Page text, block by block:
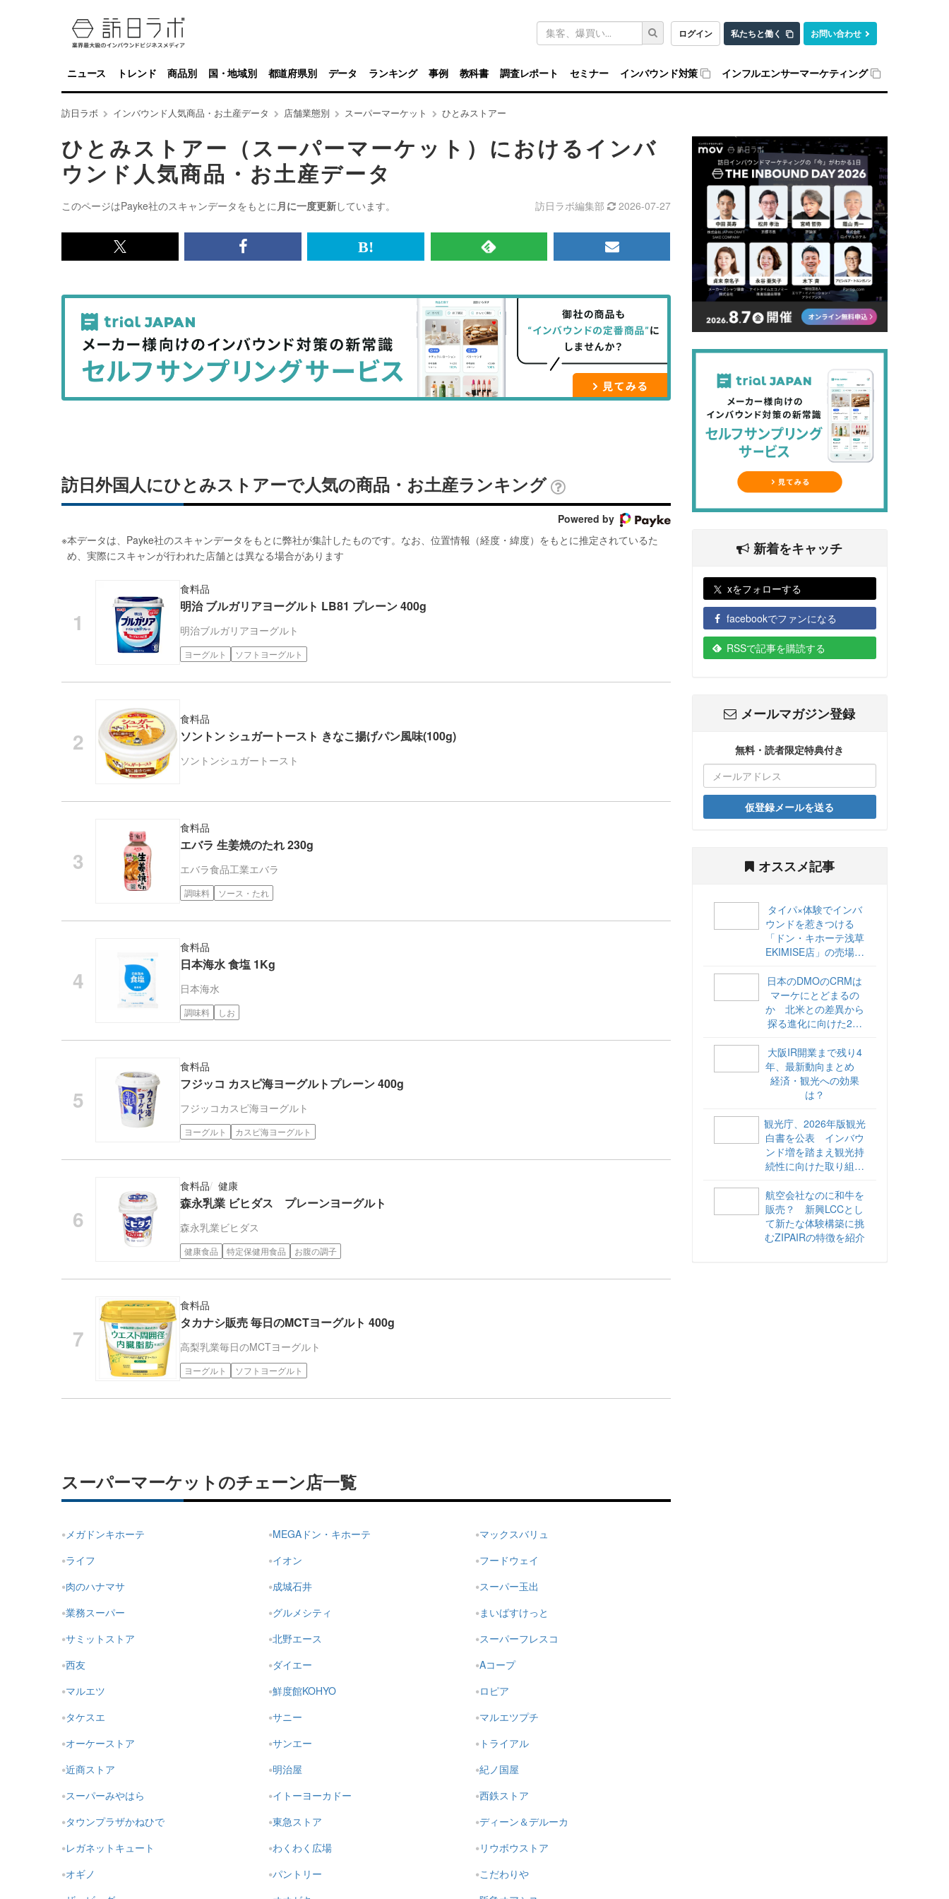
ログイン 私たちと働く お問い合わせ
キ
ワ
ド
検
索
ニュース トレンド 商品別 国・地域別 都道府県別 データ ランキング 事例 教科書 調査レポート セミナー インバウンド対策 インフルエンサーマーケティング
訪日ラボ インバウンド人気商品・お土産データ 店舗業態別 スーパーマーケット ひとみストアー
ひとみストアー（スーパーマーケット）におけるインバ
ウンド人気商品・お土産データ
このページはPayke社のスキャンデータをもとに月に一度更新しています。 訪日ラボ編集部 2026-07-27
x<br>
記
事
を
シ
ェ
Facebook<br>
記
を
シ
ェ
は
な
ッ
ク
マ
追
加
RSS
記
事
を
購
読
メ
マ
ガ
登
録
す
訪日外国人にひとみストアーで人気の商品・お土産ランキング
Powered by
※本データは、Payke社のスキャンデータをもとに弊社が集計したものです。なお、位置情報（経度・緯度）をもとに推定されているた
め、実際にスキャンが行われた店舗とは異なる場合があります
食料品
明治 ブルガリアヨーグルト LB81 プレーン 400g
明治ブルガリアヨーグルト
ヨーグルト ソフトヨーグルト
食料品
ソントン シュガートースト きなこ揚げパン風味(100g)
ソントンシュガートースト
食料品
エバラ 生姜焼のたれ 230g
エバラ食品工業エバラ
調味料 ソース・たれ
食料品
日本海水 食塩 1Kg
日本海水
調味料 しお
食料品
フジッコ カスピ海ヨーグルトプレーン 400g
フジッコ カスピ海ヨーグルト
ヨーグルト カスピ海ヨーグルト
食料品 健康
森永乳業 ビヒダス プレーンヨーグルト
森永乳業ビヒダス
健康食品 特定保健用食品 お腹の調子
食料品
タカナシ販売 毎日のMCTヨーグルト 400g
高梨乳業毎日のMCTヨーグルト
ヨーグルト ソフトヨーグルト
スーパーマーケットのチェーン店一覧
メガドンキホーテ MEGAドン・キホーテ
マックスバリュ
ライフ
イオン
フードウェイ
肉のハナマサ
成城石井
スーパー玉出
業務スーパー
グルメシティ
まいばすけっと
サミットストア
北野エース
スーパーフレスコ
西友
ダイエー
Aコープ
マルエツ
鮮度館KOHYO
ロピア
タケスエ
サニー
マルエツプチ
オーケーストア
サンエー
トライアル
近商ストア
明治屋
紀ノ国屋
スーパーみやはら
イトーヨーカドー
西鉄ストア
タウンプラザかねひで
東急ストア
ディーン＆デルーカ
レガネットキュート
わくわく広場
リウボウストア
オギノ
パントリー
こだわりや
新着をキャッチ
xをフォローする
facebookでファンになる
RSSで記事を購読する
メールマガジン登録
無料・読者限定特典付き
仮登録メールを送る
オススメ記事
タイパ×体験でインバ
ウンドを惹きつける
「ドン・キホーテ浅草
EKIMISE店」の売場づ
日本のDMOのCRMは
マーケにとどまるの
か 北米との差異から
探る進化に向けた2ス
海外DMOのリアル
vol.6】
大阪IR開業まで残り4
年、最新動向まとめ
経済・観光への効果
は？
観光庁、2026年版観光
白書を公表 インバウ
ンド増を踏まえ観光持
続性に向けた取り組み
航空会社なのに和牛を
販売？ 新興LCCとし
て新たな体験構築に挑
むZIPAIRの特徴を紹介